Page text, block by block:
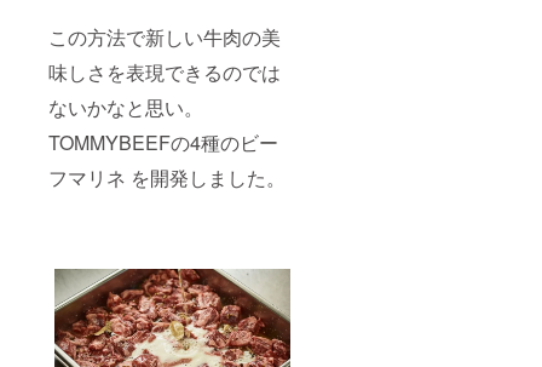
この方法で新しい牛肉の美
味しさを表現できるのでは
ないかなと思い。
TOMMYBEEFの4種のビー
フマリネ を開発しました。